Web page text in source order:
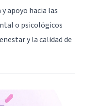
apoyo hacia las
o psicológicos
y la calidad de